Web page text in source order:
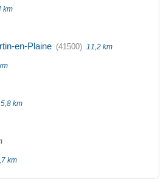
km
en-Plaine (41500) 11,2 km
km
km